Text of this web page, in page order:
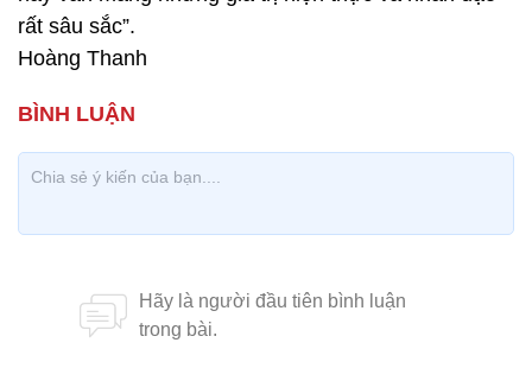
rất sâu sắc”.
Hoàng Thanh